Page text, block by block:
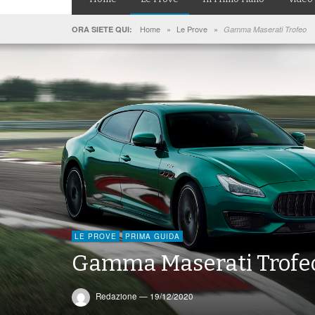
ORA SIETE QUI: Home » Le Prove » Gamma Maserati Trofeo
LE PROVE PRIMA GUIDA
Gamma Maserati
Redazione — 19/12/2020